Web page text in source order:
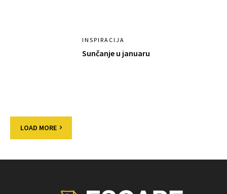
INSPIRACIJA
Sunčanje u januaru
LOAD MORE